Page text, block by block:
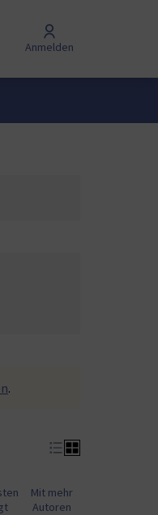
Anmelden
.
Mit mehr
Autoren